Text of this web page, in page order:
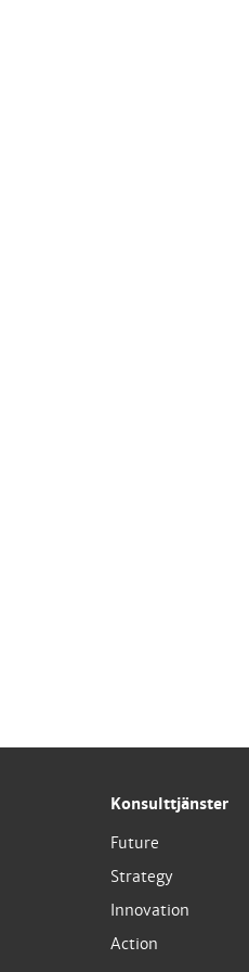
Konsulttjänster
Future
Strategy
Innovation
Action